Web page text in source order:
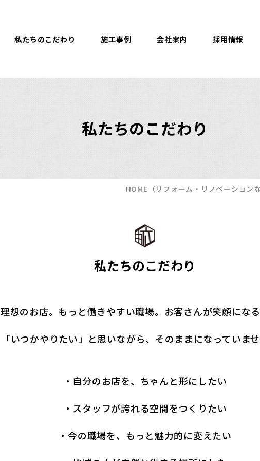
私たちのこだわり 施工事例 会社案内 採用情報
私たちのこだわり
HOME （リフォーム・リノベーション
私たちのこだわり
理想のお店。もっと働きやすい職場。 お客さんが笑顔になる
「いつかやりたい」と思いながら、 そのままになっていま
・自分のお店を、ちゃんと形にしたい
・スタッフが誇れる空間をつくりたい
・今の職場を、もっと魅力的に変えたい